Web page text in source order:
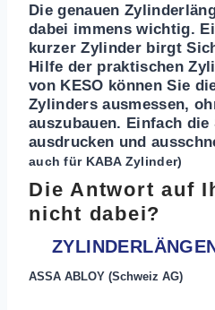
Die genauen
dabei immens wichtig.
kurzer Zylinder birgt
Hilfe der praktischen
von KESO können Sie
Zylinders ausmessen,
auszubauen. Einfach die
ausdrucken und
auch für KABA Zylinder)
Die Antwort auf
nicht dabei?
ASSA ABLOY (Schweiz AG)